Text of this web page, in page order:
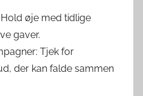
øje med tidlige
gaver.
Tjek for
der kan falde sammen